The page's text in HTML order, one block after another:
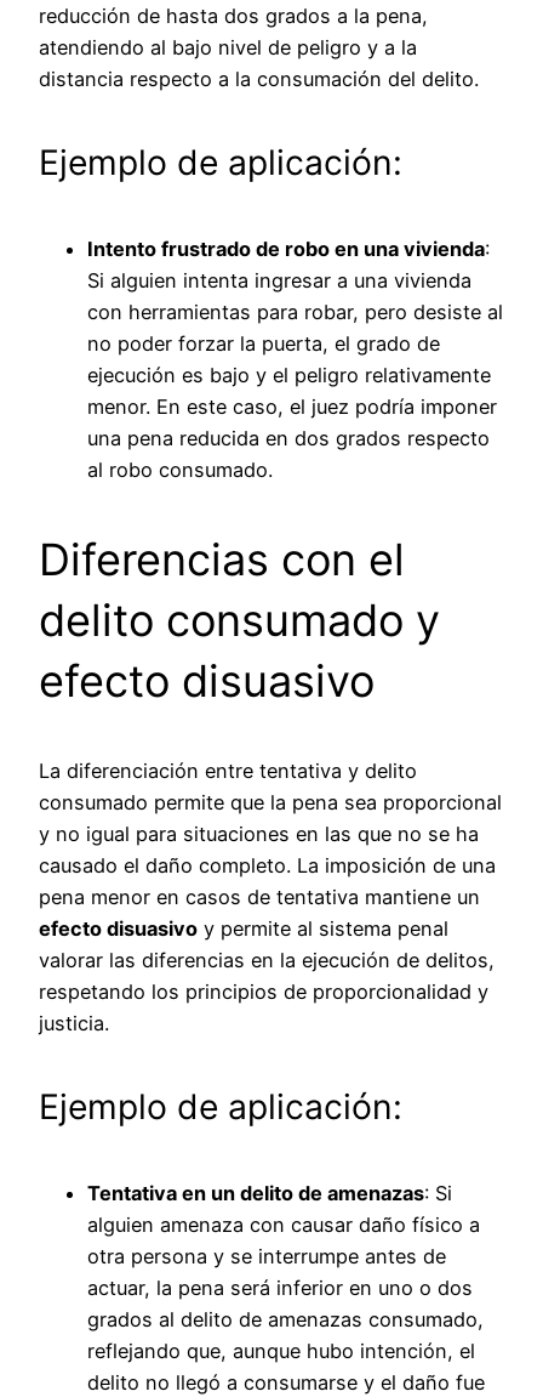
reducción de hasta dos grados a la pena,
atendiendo al bajo nivel de peligro y a la
distancia respecto a la consumación del delito.
Ejemplo de aplicación:
Intento frustrado de robo en una vivienda:
Si alguien intenta ingresar a una vivienda
con herramientas para robar, pero desiste al
no poder forzar la puerta, el grado de
ejecución es bajo y el peligro relativamente
menor. En este caso, el juez podría imponer
una pena reducida en dos grados respecto
al robo consumado.
Diferencias con el
delito consumado y
efecto disuasivo
La diferenciación entre tentativa y delito
consumado permite que la pena sea proporcional
y no igual para situaciones en las que no se ha
causado el daño completo. La imposición de una
pena menor en casos de tentativa mantiene un
efecto disuasivo y permite al sistema penal
valorar las diferencias en la ejecución de delitos,
respetando los principios de proporcionalidad y
justicia.
Ejemplo de aplicación:
Tentativa en un delito de amenazas: Si
alguien amenaza con causar daño físico a
otra persona y se interrumpe antes de
actuar, la pena será inferior en uno o dos
grados al delito de amenazas consumado,
reflejando que, aunque hubo intención, el
delito no llegó a consumarse y el daño fue